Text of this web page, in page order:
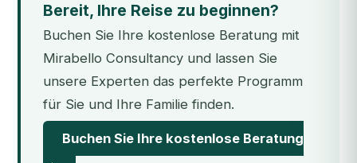
Bereit, Ihre Reise zu beginnen?
Buchen Sie Ihre kostenlose Beratung mit
Mirabello Consultancy und lassen Sie
unsere Experten das perfekte Programm
für Sie und Ihre Familie finden.
Buchen Sie Ihre kostenlose Beratung